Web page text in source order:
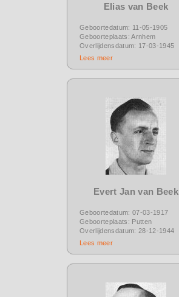
Elias van Beek
Geboortedatum: 11-05-1905
Geboorteplaats: Arnhem
Overlijdensdatum: 17-03-1945
Lees meer
Evert Jan van Beek
Geboortedatum: 07-03-1917
Geboorteplaats: Putten
Overlijdensdatum: 28-12-1944
Lees meer